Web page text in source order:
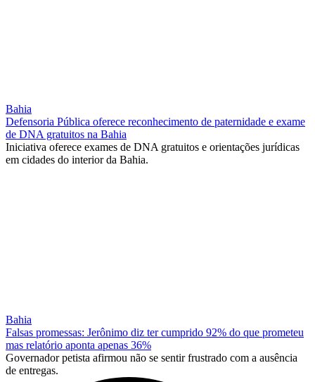
Bahia
Defensoria Pública oferece reconhecimento de paternidade e exame
de DNA gratuitos na Bahia
Iniciativa oferece exames de DNA gratuitos e orientações jurídicas
em cidades do interior da Bahia.
Bahia
Falsas promessas: Jerônimo diz ter cumprido 92% do que prometeu
mas relatório aponta apenas 36%
Governador petista afirmou não se sentir frustrado com a ausência
de entregas.